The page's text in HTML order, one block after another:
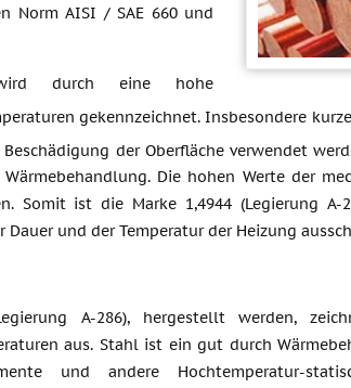
Norm AISI / SAE 660 und
durch eine hohe
gekennzeichnet. Insbesondere
der Oberfläche verwendet
Die hohen Werte der
Somit ist die Marke 1,4944 (Legierung
und der Temperatur der Heizung
A-286), hergestellt werden,
aus. Stahl ist ein gut durch
und andere Hochtemperatur-